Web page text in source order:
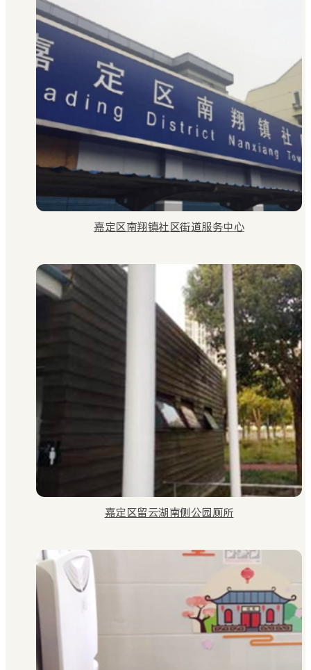
嘉定区南翔镇社区街道服务中心
嘉定区留云湖南侧公园厕所